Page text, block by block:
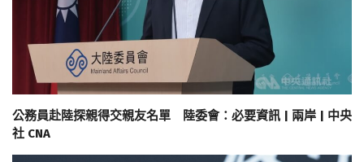
公務員赴陸探親得交親友名單 陸委會：必要資訊 | 兩岸 | 中央
社 CNA